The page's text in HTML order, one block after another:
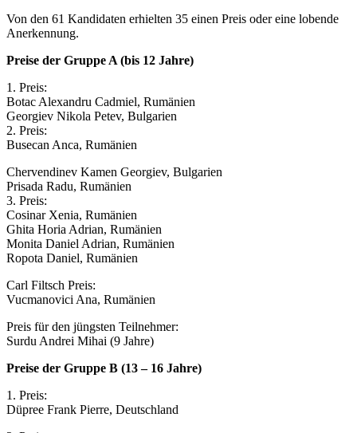
Von den 61 Kandidaten erhielten 35 einen Preis oder eine lobende
Anerkennung.
Preise der Gruppe A (bis 12 Jahre)
1. Preis:
Botac Alexandru Cadmiel, Rumänien
Georgiev Nikola Petev, Bulgarien
2. Preis:
Busecan Anca, Rumänien
Chervendinev Kamen Georgiev, Bulgarien
Prisada Radu, Rumänien
3. Preis:
Cosinar Xenia, Rumänien
Ghita Horia Adrian, Rumänien
Monita Daniel Adrian, Rumänien
Ropota Daniel, Rumänien
Carl Filtsch Preis:
Vucmanovici Ana, Rumänien
Preis für den jüngsten Teilnehmer:
Surdu Andrei Mihai (9 Jahre)
Preise der Gruppe B (13 – 16 Jahre)
1. Preis:
Düpree Frank Pierre, Deutschland